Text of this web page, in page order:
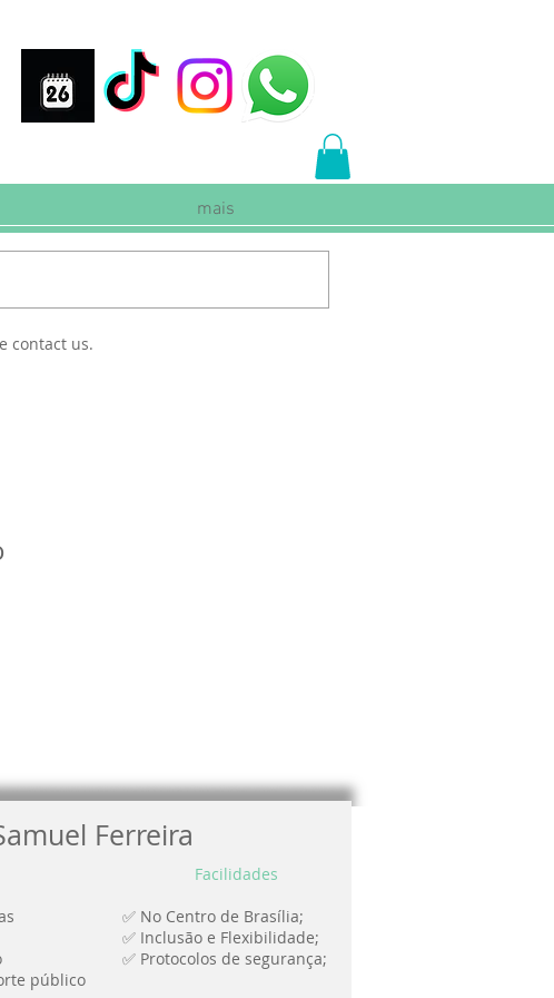
mais
contact us.
Ferreira
público
Facilidades
✅ No Centro de Brasília;
✅ Inclusão e Flexibilidade;
✅ Protocolos de segurança;